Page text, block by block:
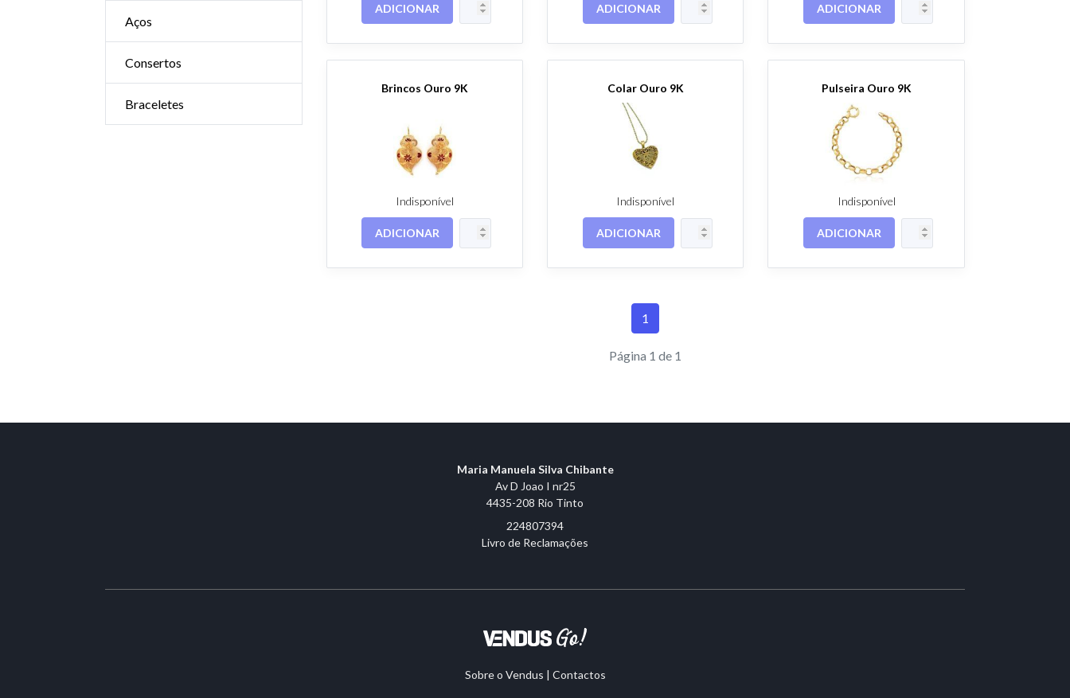
Aços
Consertos
Braceletes
ADICIONAR ADICIONAR ADICIONAR
Brincos Ouro 9K
Indisponível
ADICIONAR
Colar Ouro 9K
Indisponível
ADICIONAR
Pulseira Ouro 9K
Indisponível
ADICIONAR
1
Página 1 de 1
Maria Manuela Silva Chibante
Av D Joao I nr25
4435-208 Rio Tinto
224807394
Livro de Reclamações
Sobre o Vendus | Contactos